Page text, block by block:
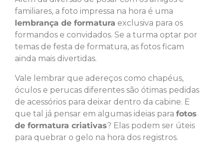
familiares, a foto impressa na hora é uma
lembrança de formatura exclusiva para os
formandos e convidados. Se a turma optar por
temas de festa de formatura, as fotos ficam
ainda mais divertidas.
Vale lembrar que adereços como chapéus,
óculos e perucas diferentes são ótimas pedidas
de acessórios para deixar dentro da cabine. E
que tal já pensar em algumas ideias para fotos
de formatura criativas? Elas podem ser úteis
para quebrar o gelo na hora dos registros.